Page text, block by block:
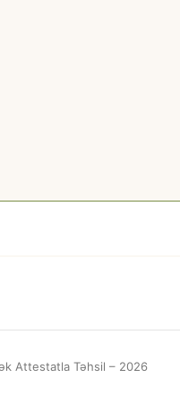
Attestatla Təhsil – 2026